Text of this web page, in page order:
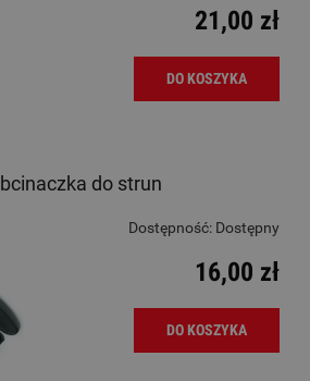
21,00 zł
DO KOSZYKA
do strun
Dostępność: Dostępny
16,00 zł
DO KOSZYKA